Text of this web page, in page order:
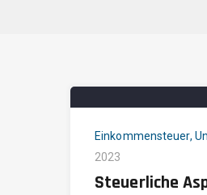
Einkommensteuer,
2023
Steuerliche